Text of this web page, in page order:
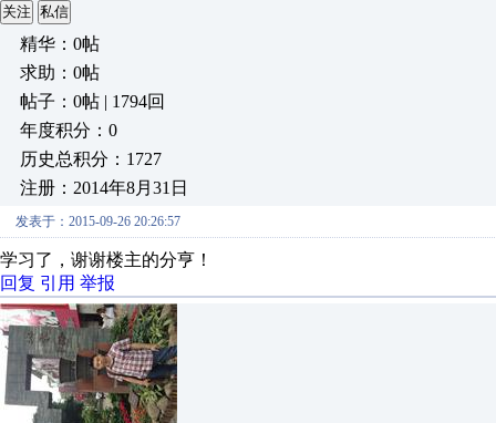
关注 私信
精华：0帖
求助：0帖
帖子：0帖 | 1794回
年度积分：0
历史总积分：1727
注册：2014年8月31日
发表于：2015-09-26 20:26:57
学习了，谢谢楼主的分亨！
回复 引用 举报